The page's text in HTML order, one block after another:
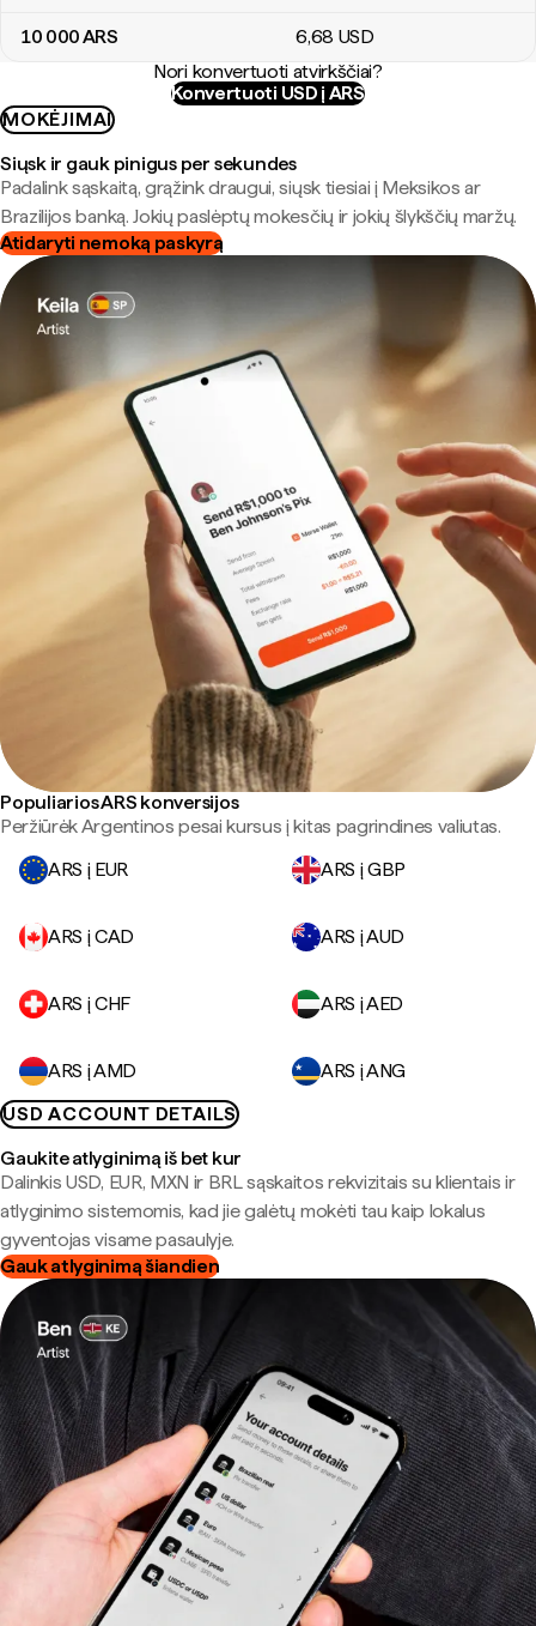
10 000ARS 6,68 USD
Nori konvertuoti atvirkščiai?
Konvertuoti USD į ARS
MOKĖJIMAI
Siųsk ir gauk pinigus per sekundes
Padalink sąskaitą, grąžink draugui, siųsk tiesiai į Meksikos ar
Brazilijos banką. Jokių paslėptų mokesčių ir jokių šlykščių maržų.
Atidaryti nemoką paskyrą
Populiarios ARS konversijos
Peržiūrėk Argentinos pesai kursus į kitas pagrindines valiutas.
ARS į EUR
ARS į GBP
ARS į CAD ARS į AUD
ARS į CHF ARS į AED
ARS į AMD
ARS į ANG
USD ACCOUNT DETAILS
Gaukite atlyginimą iš bet kur
Dalinkis USD, EUR, MXN ir BRL sąskaitos rekvizitais su klientais ir
atlyginimo sistemomis, kad jie galėtų mokėti tau kaip lokalus
gyventojas visame pasaulyje.
Gauk atlyginimą šiandien